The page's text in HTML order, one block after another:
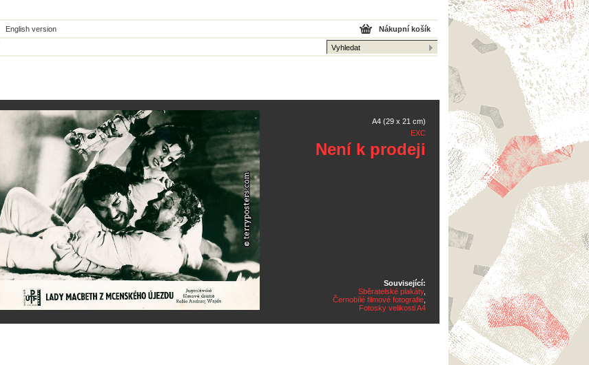
English version Nákupní košík
A4 (29 x 21 cm)
EXC
Není k prodeji
Související:
Sběratelské plakáty,
Černobílé filmové fotografie
Fotosky velikosti A4